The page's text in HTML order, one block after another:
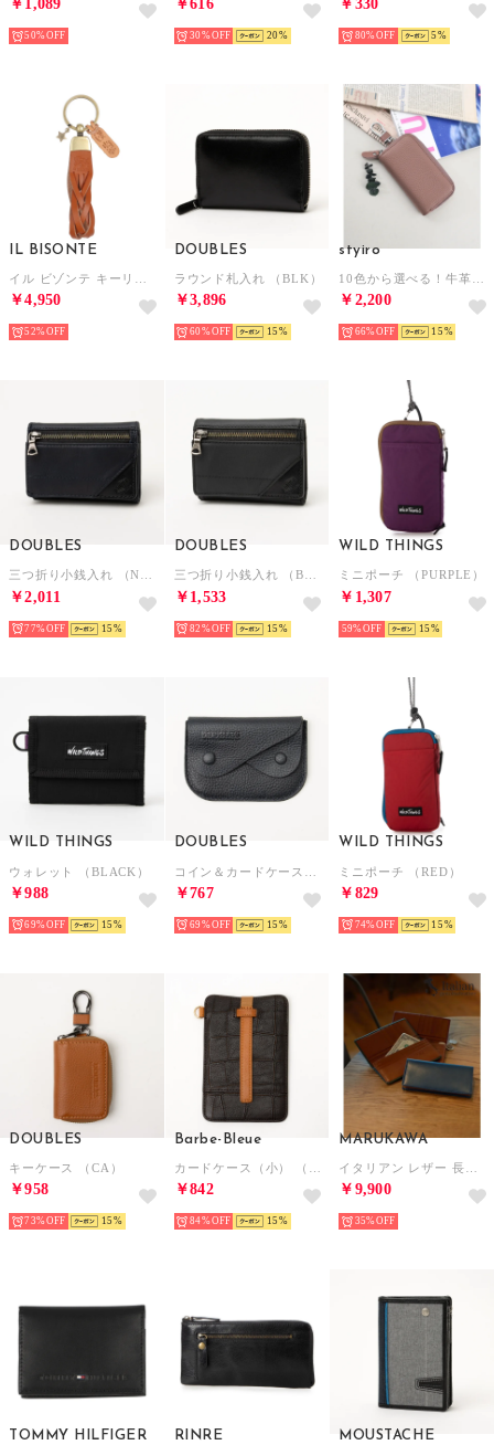
￥1,089
50%
￥616
30% 20
￥330
80% 5
IL BISONTE
￥4,950
52%
DOUBLES
ラウンド札入れ （BLK）
￥3,896
60% 15
styiro
￥2,200
66% 15
DOUBLES
三つ折り小銭入れ （NVY）
￥2,011
77% 15
DOUBLES
三つ折り小銭入れ （BLK）
￥1,533
82% 15
WILD THINGS
ミニポーチ （PURPLE）
￥1,307
59% 15
WILD THINGS
ウォレット （BLACK）
￥988
69% 15
DOUBLES
￥767
69% 15
WILD THINGS
ミニポーチ （RED）
￥829
74% 15
DOUBLES
キーケース （CA）
￥958
73% 15
Barbe-Bleue
￥842
84% 15
MARUKAWA
￥9,900
35%
TOMMY HILFIGER RINRE MOUSTACHE